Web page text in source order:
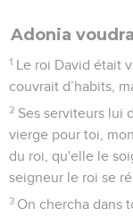
Adonia
1 Le roi David était
couvrait d’habits,
2 Ses serviteurs lui
vierge pour toi,
du roi, qu'elle le
seigneur le roi se
3 On chercha dans